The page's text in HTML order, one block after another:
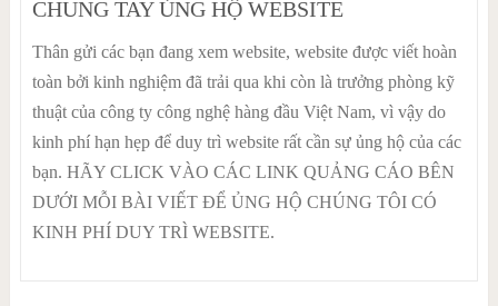
CHUNG TAY ỦNG HỘ WEBSITE
Thân gửi các bạn đang xem website, website được viết hoàn
toàn bởi kinh nghiệm đã trải qua khi còn là trưởng phòng kỹ
thuật của công ty công nghệ hàng đầu Việt Nam, vì vậy do
kinh phí hạn hẹp để duy trì website rất cần sự ủng hộ của các
bạn. HÃY CLICK VÀO CÁC LINK QUẢNG CÁO BÊN
DƯỚI MỖI BÀI VIẾT ĐỂ ỦNG HỘ CHÚNG TÔI CÓ
KINH PHÍ DUY TRÌ WEBSITE.